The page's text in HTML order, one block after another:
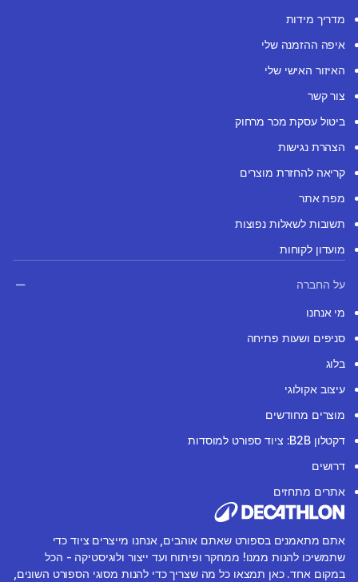
מדריך מידות
איפה ההזמנה שלי
האיזור האישי שלי
צור קשר
ביטול עסקת מכר מרחוק
הצהרת נגישות
קריאה להחזרת מוצרים
מפת אתר
תשובות לשאלות נפוצות
מועדון לקוחות
על החברה
מי אנחנו
סניפים ושעות פתיחה
בלוג
עיצוב אקולוגי
מוצרים מחודשים
דקטלון B2B: ציוד ספורט למוסדות
דרושים
אתרים מתחזים
אתם מתאמנים בספורט שאתם אוהבים, אנחנו מייצרים ציוד כדי
שתמשיכו להנות ממנו! ממחקר ופיתוח ועד ייצור ולוגיסטיקה - הכל
במקום אחד. כאן תמצאו כל מה שצריך כדי להנות מסוגי הספורט השונים,